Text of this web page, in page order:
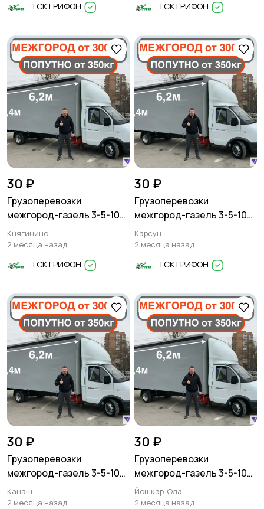
ТСК ГРИФОН ТСК ГРИФОН
30 ₽
Грузоперевозки
межгород-газель 3-5-10
тонн
Княгинино
2 месяца назад
ТСК ГРИФОН
30 ₽
Грузоперевозки
межгород-газель 3-5-10
тонн
Карсун
2 месяца назад
ТСК ГРИФОН
30 ₽
Грузоперевозки
межгород-газель 3-5-10
тонн
Канаш
2 месяца назад
30 ₽
Грузоперевозки
межгород-газель 3-5-10
тонн
Йошкар-Ола
2 месяца назад